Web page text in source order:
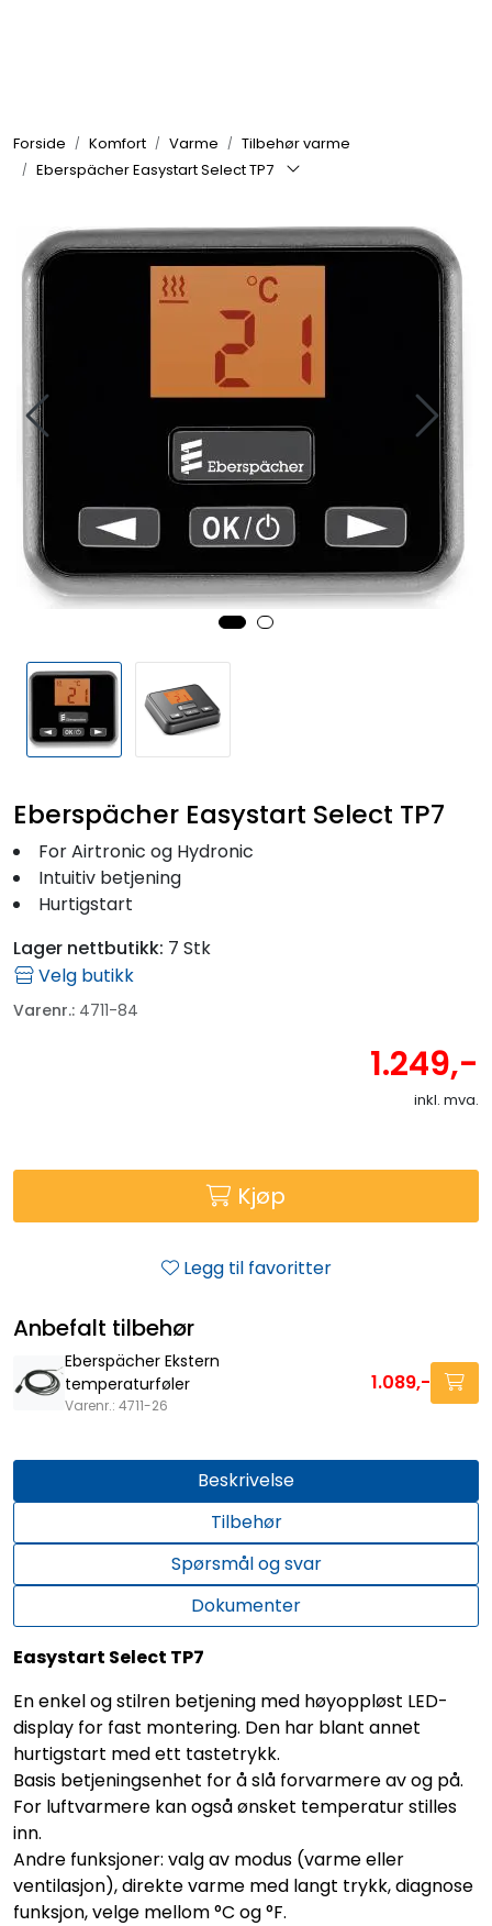
Forside Komfort Varme
Tilbehør varme
Eberspächer Easystart Select TP7
Eberspächer Easystart Select TP7
For Airtronic og Hydronic
Intuitiv betjening
Hurtigstart
Lager nettbutikk: 7 Stk
Velg butikk
Varenr.: 4711-84
1.249,-
inkl. mva.
Kjøp
Legg til favoritter
Beskrivelse
Tilbehør
Spørsmål og svar
Dokumenter
Easystart Select TP7
En enkel og stilren betjening med høyoppløst LED-
display for fast montering. Den har blant annet
hurtigstart med ett tastetrykk.
Basis betjeningsenhet for å slå forvarmere av og på.
For luftvarmere kan også ønsket temperatur stilles
inn.
Andre funksjoner: valg av modus (varme eller
ventilasjon), direkte varme med langt trykk, diagnose
funksjon, velge mellom °C og °F.
Anbefalt tilbehør
Eberspächer Ekstern
temperaturføler
Varenr.: 4711-26
1.089,-
Elektrisk
Bygg/Innredning
Motor/Styring
Seil
Outlet
Kampanje